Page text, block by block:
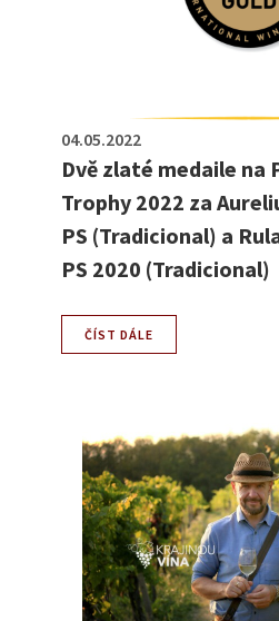
Dvě zlaté medaile na
Trophy 2022 za
PS (Tradicional) a
PS 2020 (Tradicional)
04.05.2022
ČÍST DÁLE